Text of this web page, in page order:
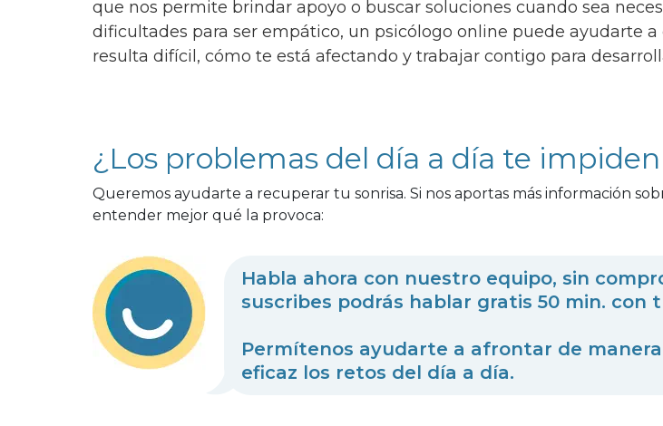
que nos permite brindar apoyo o buscar soluciones cuando sea
dificultades para ser empático, un psicólogo online puede ayudarte
resulta difícil, cómo te está afectando y trabajar contigo para
¿Los problemas del día a día te
Queremos ayudarte a recuperar tu sonrisa. Si nos aportas más información
entender mejor qué la provoca:
Habla ahora con nuestro equipo, sin
suscribes podrás hablar gratis 50 min. con
Permítenos ayudarte a afrontar de
eficaz los retos del día a día.